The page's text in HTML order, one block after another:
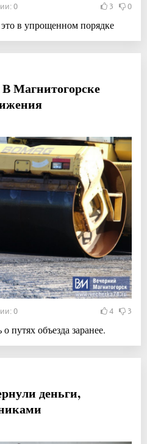
0 3 0
это в упрощенном порядке
Магнитогорске
0 4 3
путях объезда заранее.
деньги,